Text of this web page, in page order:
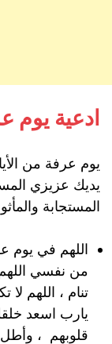
ادعية يوم
يوم عرفة من
يديك عزيزي
المستجابة
اللهم في يوم
من نفسي
تنام ، اللهم
يارب اسعد
قلوبهم ،